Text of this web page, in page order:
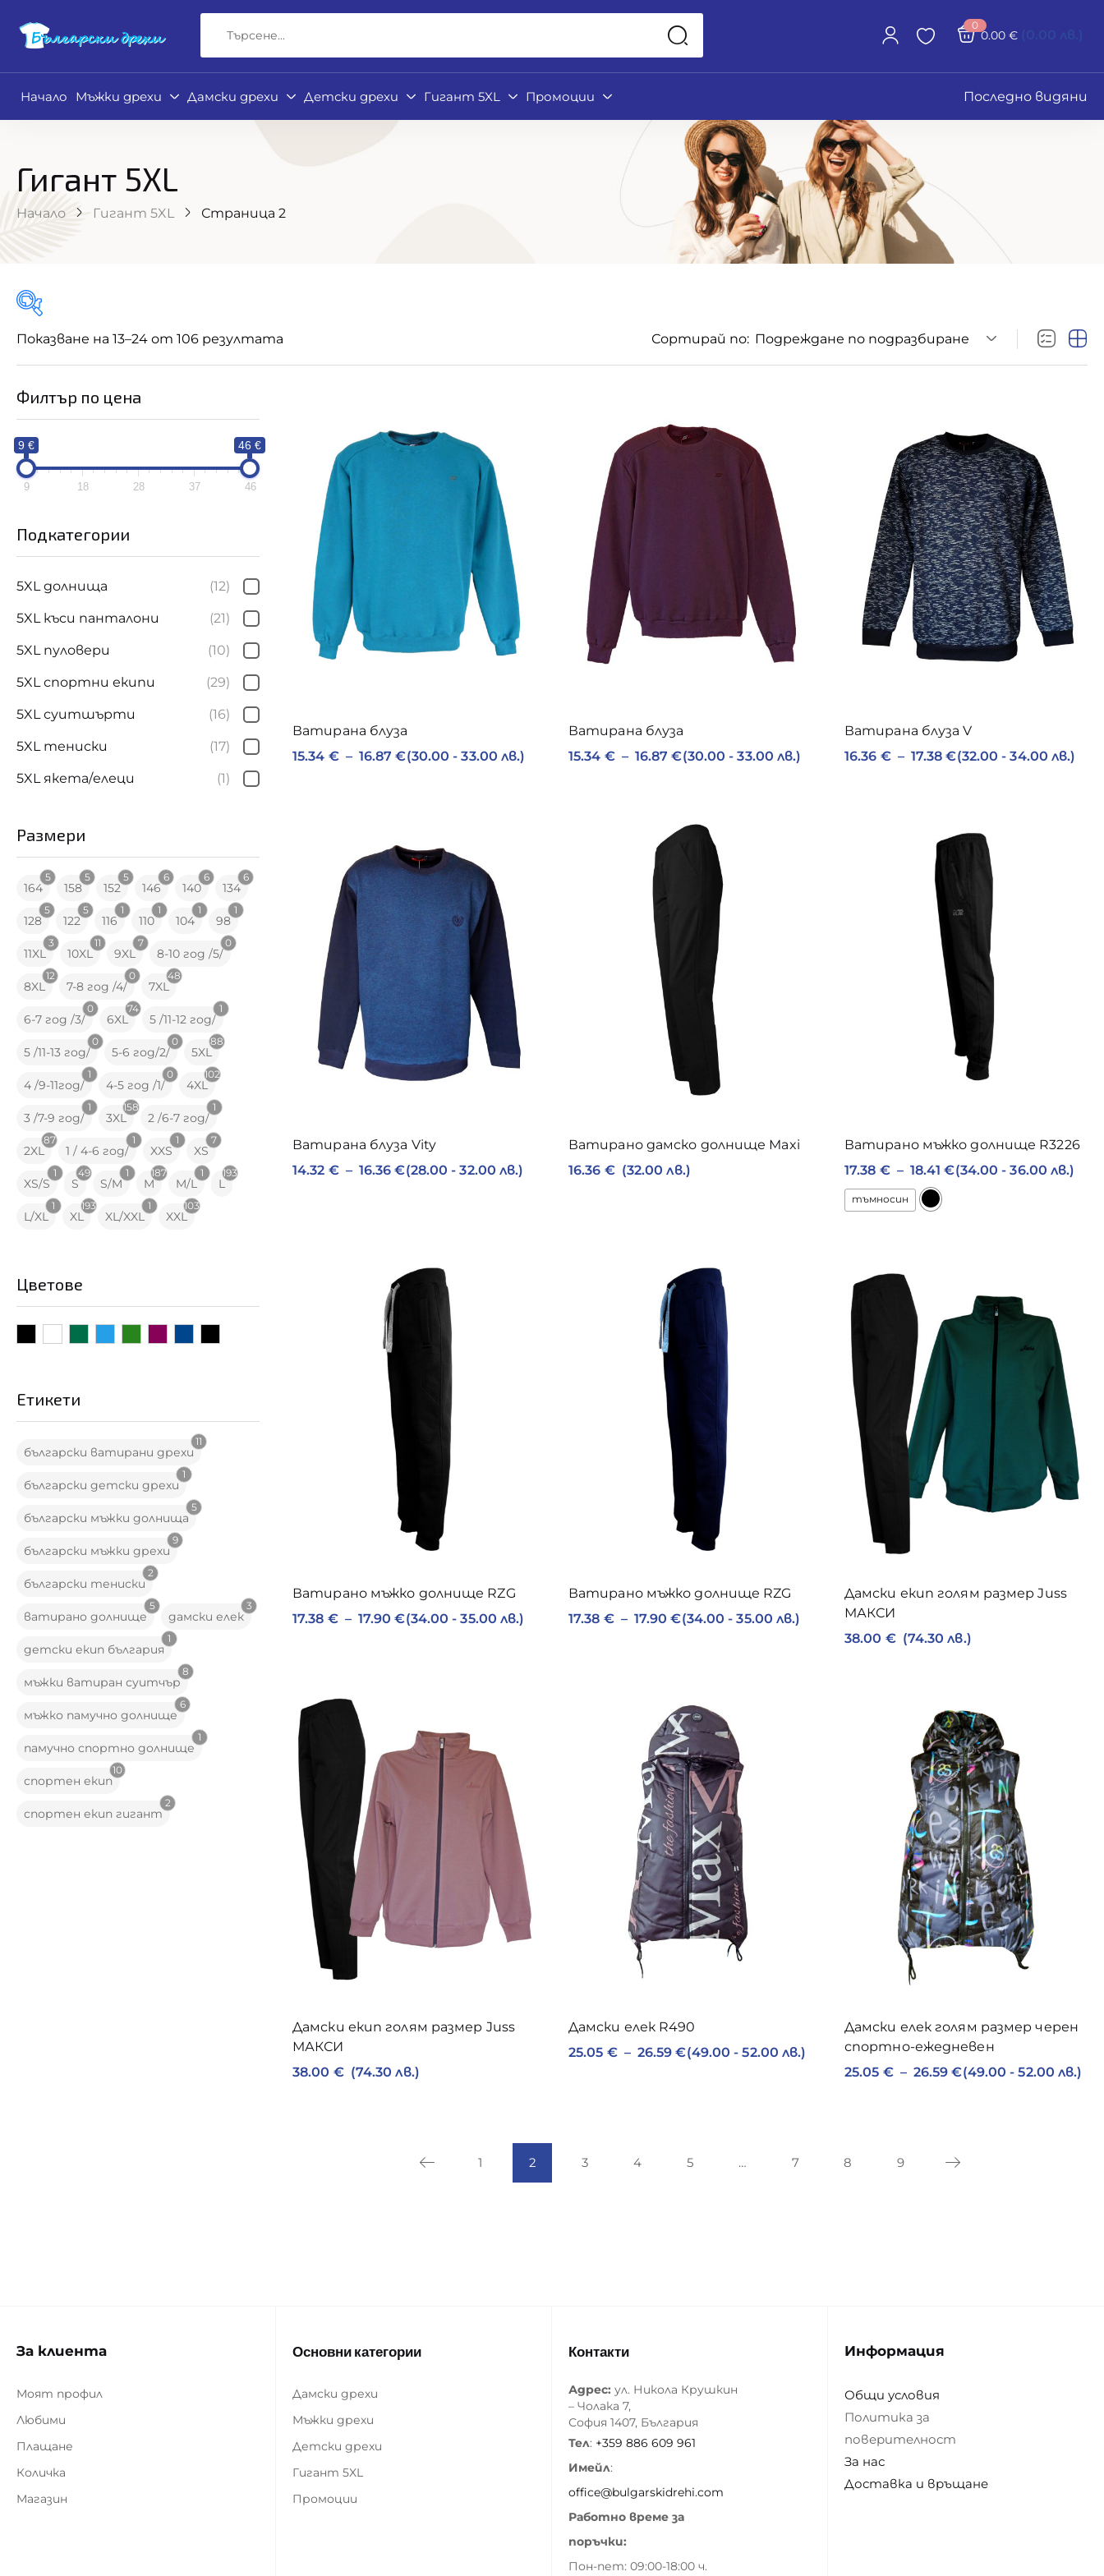
0
0.00€
Начало Мъжки дрехи Дамски дрехи Детски дрехи Гигант 5XL Промоции Последно видяни
Гигант 5XL
Начало Гигант 5XL Страница 2
Филтър по цена
5XL пуловери
(10)
5XL спортни екипи
5XL суитшърти
5XL якета/елеци
Размери
8-10 год /5/
0
7-8 год /4/
48
7XL 6-7 год /3/
0
5 /11-13 год/
0
5-6 год/2/ 5XL
4 /9-11год/
102
4XL
1
3 /7-9 год/
158
3XL
2 /6-7 год/
1
1 / 4-6 год/
1
XXS
7
XS
1
XS/S
1 193
L
1
L/XL
193
XL
1
XL/XXL
103
XXL
Цветове Етикети
български ватирани дрехи
български детски дрехи
ватирано долнище дамски елек
детски екип българия
8
мъжки ватиран суитчър
спортен екип гигант
Показване на 13–24 от 106 резултата Сортирай по: Подреждане по подразбиране
Филтър по цена
9 € 46 €
9 18 28 37 46
Подкатегории
5XL долнища (12)
5XL къси панталони (21)
5XL пуловери (10)
5XL спортни екипи (29)
5XL суитшърти (16)
5XL тениски (17)
5XL якета/елеци (1)
Размери
5
164
5
158
5
152
6
146
6
140
6
134
5
128
5
122
1
116
1
110
1
104
1
98
3
11XL
11
10XL
7
9XL
0
8-10 год /5/
12
8XL
0
7-8 год /4/
48
7XL
0
6-7 год /3/
74
6XL
1
5 /11-12 год/
0
5 /11-13 год/
0
5-6 год/2/
88
5XL
1
4 /9-11год/
0
4-5 год /1/
102
4XL
1
3 /7-9 год/
158
3XL
1
2 /6-7 год/
87
2XL
1
1 / 4-6 год/
1
XXS
7
XS
1
XS/S
49
S
1
S/M
187
M
1
M/L
193
L
1
L/XL
193
XL
1
XL/XXL
103
XXL
Цветове
Етикети
11
български ватирани дрехи
1
български детски дрехи
5
български мъжки долнища
9
български мъжки дрехи
2
български тениски
5
ватирано долнище
3
дамски елек
1
детски екип българия
8
мъжки ватиран суитчър
6
мъжко памучно долнище
1
памучно спортно долнище
10
спортен екип
2
спортен екип гигант
Ватирана блуза
15.34 € – 16.87€(30.00 - 33.00 лв.)
Ватирана блуза
15.34 € – 16.87€(30.00 - 33.00 лв.)
Ватирана блуза V
16.36 € – 17.38€(32.00 - 34.00 лв.)
Ватирана блуза Vity
14.32 € – 16.36€(28.00 - 32.00 лв.)
Ватирано дамско долнище Maxi
16.36 € (32.00 лв.)
Ватирано мъжко долнище R3226
17.38 € – 18.41€(34.00 - 36.00 лв.)
тъмносин
Ватирано мъжко долнище RZG
17.38 € – 17.90€(34.00 - 35.00 лв.)
Ватирано мъжко долнище RZG
17.38 € – 17.90€(34.00 - 35.00 лв.)
Дамски екип голям размер Juss
МАКСИ
38.00 € (74.30 лв.)
Дамски екип голям размер Juss
МАКСИ
38.00 € (74.30 лв.)
Дамски елек R490
25.05 € – 26.59€(49.00 - 52.00 лв.)
Дамски елек голям размер черен
спортно-ежедневен
25.05 € – 26.59€(49.00 - 52.00 лв.)
1 2 3 4 5 … 7 8 9
За клиента
Моят профил
Любими
Плащане
Количка
Магазин
Основни категории
Дамски дрехи
Мъжки дрехи
Детски дрехи
Гигант 5XL
Промоции
Контакти
Адрес: ул. Никола Крушкин
– Чолака 7,
София 1407, България
Тел: +359 886 609 961
Имейл:
office@bulgarskidrehi.com
Работно време за
поръчки:
Пон-пет: 09:00-18:00 ч.
Информация
Общи условия
Политика за
поверителност
За нас
Доставка и връщане